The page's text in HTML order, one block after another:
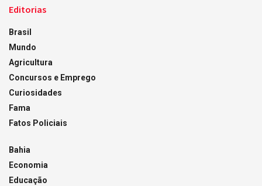
Editorias
Brasil
Mundo
Agricultura
Concursos e Emprego
Curiosidades
Fama
Fatos Policiais
Bahia
Economia
Educação